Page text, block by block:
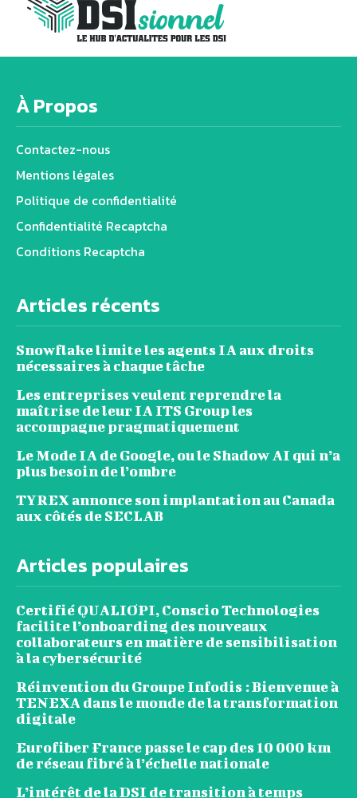
À Propos
Contactez-nous
Mentions légales
Politique de confidentialité
Confidentialité Recaptcha
Conditions Recaptcha
Articles récents
Snowflake limite les agents IA aux droits
nécessaires à chaque tâche
Les entreprises veulent reprendre la
maîtrise de leur IA ITS Group les
accompagne pragmatiquement
Le Mode IA de Google, ou le Shadow AI qui n’a
plus besoin de l’ombre
TYREX annonce son implantation au Canada
aux côtés de SECLAB
Articles populaires
Certifié QUALIOPI, Conscio Technologies
facilite l’onboarding des nouveaux
collaborateurs en matière de sensibilisation
à la cybersécurité
Réinvention du Groupe Infodis : Bienvenue à
TENEXA dans le monde de la transformation
digitale
Eurofiber France passe le cap des 10 000 km
de réseau fibré à l’échelle nationale
L’intérêt de la DSI de transition à temps